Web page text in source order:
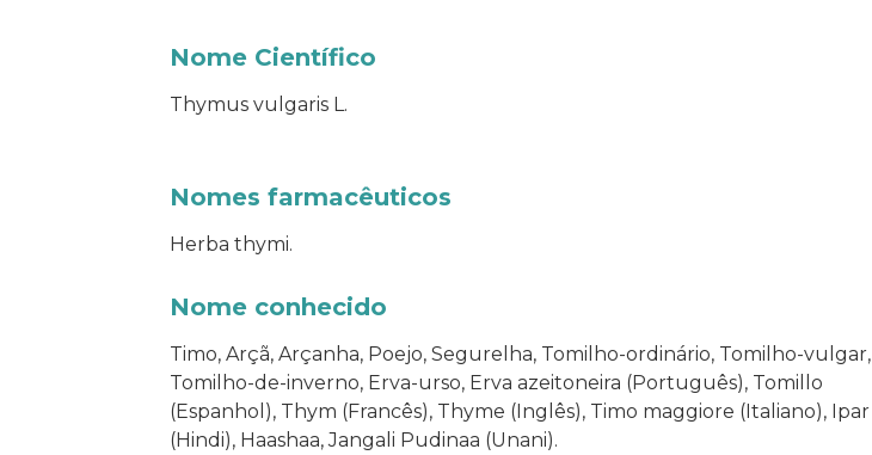
Nome Científico
Thymus vulgaris L.
Nomes farmacêuticos
Herba thymi.
Nome conhecido
Timo, Arçã, Arçanha, Poejo, Segurelha, Tomilho-ordinário, Tomilho-vulgar,
Tomilho-de-inverno, Erva-urso, Erva azeitoneira (Português), Tomillo
(Espanhol), Thym (Francês), Thyme (Inglês), Timo maggiore (Italiano), Ipar
(Hindi), Haashaa, Jangali Pudinaa (Unani).